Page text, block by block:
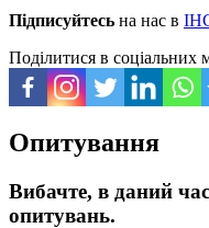
Підписуйтесь на нас в
Поділитися в соціальних
Опитування
Вибачте, в даний
опитувань.